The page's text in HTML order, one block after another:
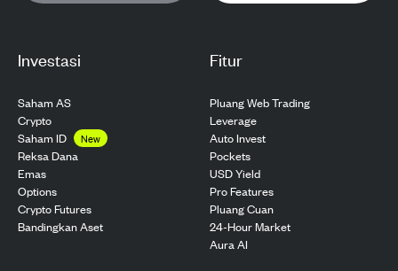
Investasi
Saham AS
Crypto
Saham ID
New
Reksa Dana
Emas
Options
Crypto Futures
Bandingkan Aset
Fitur
Pluang Web Trading
Leverage
Auto Invest
Pockets
USD Yield
Pro Features
Pluang Cuan
24-Hour Market
Aura AI